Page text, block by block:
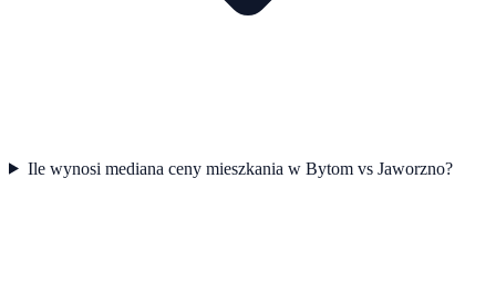
Ile wynosi mediana ceny mieszkania w Bytom vs Jaworzno?